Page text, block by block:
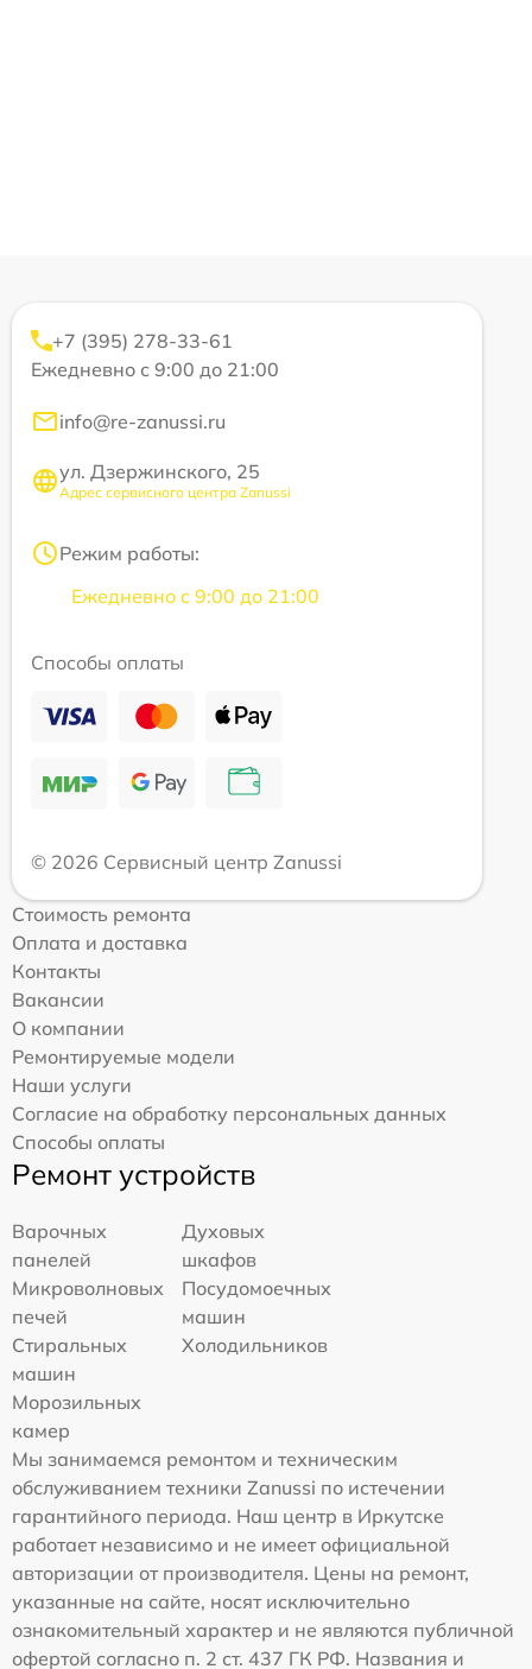
+7 (395) 278-33-61
Ежедневно с 9:00 до 21:00
info@re-zanussi.ru
ул. Дзержинского, 25
Адрес сервисного центра Zanussi
Режим работы:
Ежедневно с 9:00 до 21:00
Способы оплаты
© 2026 Сервисный центр Zanussi
Стоимость ремонта
Оплата и доставка
Контакты
Вакансии
О компании
Ремонтируемые модели
Наши услуги
Согласие на обработку персональных данных
Способы оплаты
Ремонт устройств
Варочных
панелей
Духовых
шкафов
Микроволновых
печей
Посудомоечных
машин
Стиральных
машин
Холодильников
Морозильных
камер
Мы занимаемся ремонтом и техническим
обслуживанием техники Zanussi по истечении
гарантийного периода. Наш центр в Иркутске
работает независимо и не имеет официальной
авторизации от производителя. Цены на ремонт,
указанные на сайте, носят исключительно
ознакомительный характер и не являются публичной
офертой согласно п. 2 ст. 437 ГК РФ. Названия и